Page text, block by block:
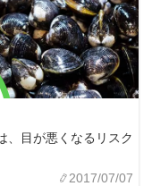
、目が悪くなるリスク
2017/07/07